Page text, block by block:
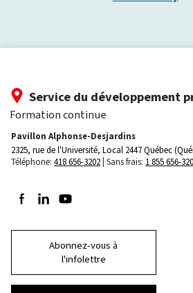
Service du développement
Formation continue
Pavillon Alphonse-Desjardins
2325, rue de l'Université, Local 2447Québec
Téléphone: 418 656-3202 Sans frais: 1 855 656-
Suivez-nous sur Facebook
Suivez-nous sur LinkedIn
Suivez-nous sur Youtube
Abonnez-vous à
l'infolettre